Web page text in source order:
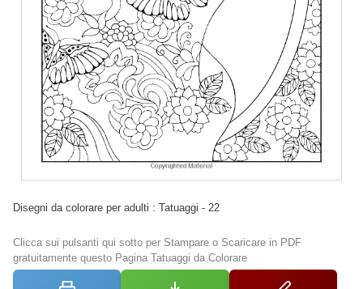
Disegni da colorare per adulti : Tatuaggi - 22
Clicca sui pulsanti qui sotto per Stampare o Scaricare in PDF
gratuitamente questo Pagina Tatuaggi da Colorare